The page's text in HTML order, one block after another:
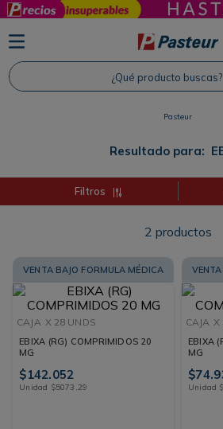
¿Qué producto buscas?
Pasteur
Resultado para:
Filtros
2 productos
VENTA BAJO FORMULA MÉDICA
CAJA X 28 UNDS
EBIXA (RG) COMPRIMIDOS 20
MG
$142.052
Unidad $5073 29
CAJA X
EBIXA
MG
$74.
Unidad $
TÉRMINOS MÁS BUSCADOS
1. Protector Solar
2. Proteina